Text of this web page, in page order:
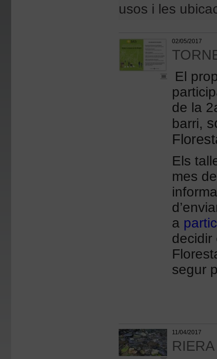
usos i les
02/05/2017
El
de la
barri,
Els
mes
a
decidir
segur
11/04/2017